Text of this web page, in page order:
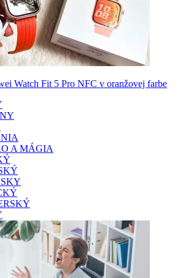
Watch Fit 5 Pro NFC v oranžovej farbe
A MÁGIA